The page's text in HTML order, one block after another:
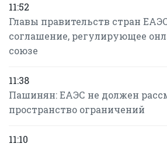
11:52
Главы правительств стран
соглашение, регулирующее
союзе
11:38
Пашинян: ЕАЭС не должен
пространство ограничений
11:10